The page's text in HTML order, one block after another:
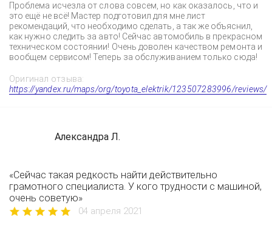
Проблема исчезла от слова совсем, но как оказалось, что и
это ещё не всё! Мастер подготовил для мне лист
рекомендаций, что необходимо сделать, а так же объяснил,
как нужно следить за авто! Сейчас автомобиль в прекрасном
техническом состоянии! Очень доволен качеством ремонта и
вообщем сервисом! Теперь за обслуживанием только сюда!
Оригинал отзыва:
https://yandex.ru/maps/org/toyota_elektrik/123507283996/reviews/
Александра Л.
«Сейчас такая редкость найти действительно
грамотного специалиста. У кого трудности с машиной,
очень советую»
04 апреля 2021